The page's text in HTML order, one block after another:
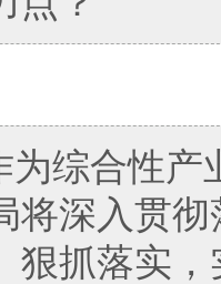
综合性产
将深入贯
狠抓落实